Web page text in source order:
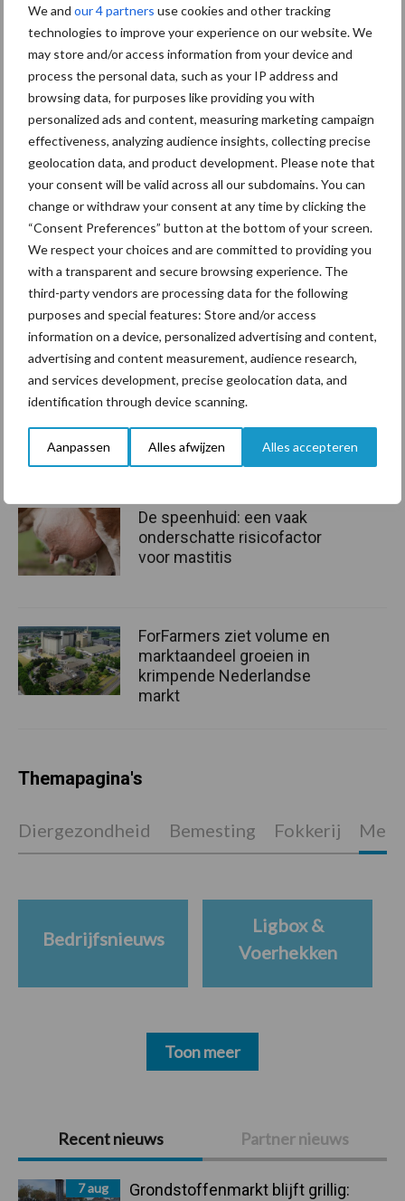
We and our 4 partners use cookies and other tracking
technologies to improve your experience on our website. We
may store and/or access information from your device and
process the personal data, such as your IP address and
browsing data, for purposes like providing you with
personalized ads and content, measuring marketing campaign
effectiveness, analyzing audience insights, collecting precise
geolocation data, and product development. Please note that
your consent will be valid across all our subdomains. You can
change or withdraw your consent at any time by clicking the
“Consent Preferences” button at the bottom of your screen.
We respect your choices and are committed to providing you
with a transparent and secure browsing experience. The
third-party vendors are processing data for the following
purposes and special features: Store and/or access
information on a device, personalized advertising and content,
advertising and content measurement, audience research,
and services development, precise geolocation data, and
identification through device scanning.
Aanpassen Alles afwijzen Alles accepteren
Beeld: Koepon
Primaire
Sidebar
Recent nieuws Partner nieuws
7 aug
Grondstoffenmarkt blijft grillig:
Aanbevolen voor jou!
Grondstoffenmarkt blijft
in de greep
De speenhuid: een vaak
onderschatte risicofactor
voor mastitis
ForFarmers ziet volume en
marktaandeel groeien in
krimpende Nederlandse
markt
Themapagina's
Diergezondheid Bemesting Fokkerij
Bedrijfsnieuws
Ligbox &
Voerhekken
Toon meer